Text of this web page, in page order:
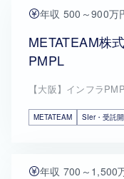
年収 500～900万
METATEAM株
PMPL
【大阪】インフラ
METATEAM SIer・受託
年収 700～1,500